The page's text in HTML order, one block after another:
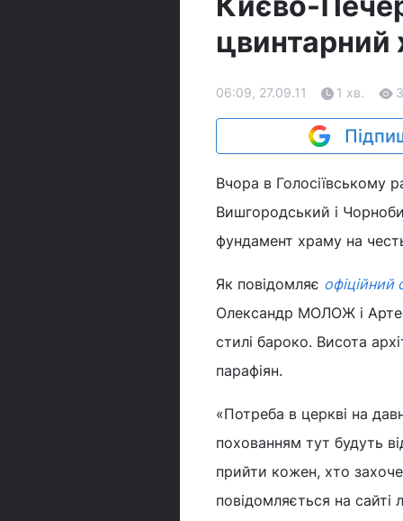
цвинтарний
06:09, 27.09.11 1 хв. 3
Вчора в Голосіївському
Вишгородський і
фундамент храму на
Як повідомляє офіційний
Олександр МОЛОЖ і
стилі бароко. Висота
парафіян.
«Потреба в церкві на
похованням тут будуть
прийти кожен, хто
повідомляється на сайті